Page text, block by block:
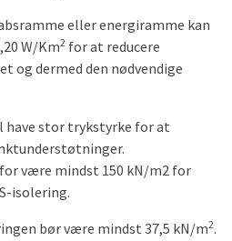
eller energiramme kan
W/Km2 for at ­re­ducere
og dermed den nødvendige
have stor trykstyrke for at
være mindst 150 kN/m2 for
isolering.
bør være mindst 37,5 kN/m2.